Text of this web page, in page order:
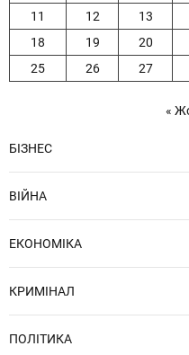
11
12 13
18
19 20
25
26 27
«
БІЗНЕС
ВІЙНА
ЕКОНОМІКА
КРИМІНАЛ
ПОЛІТИКА